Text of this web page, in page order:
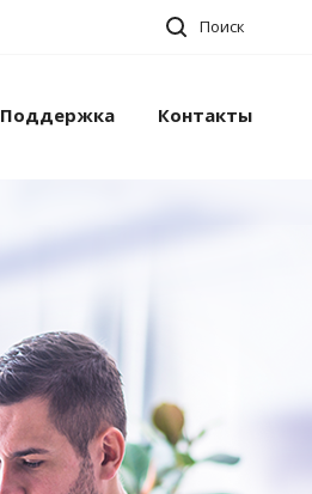
Поиск
Поддержка Контакты